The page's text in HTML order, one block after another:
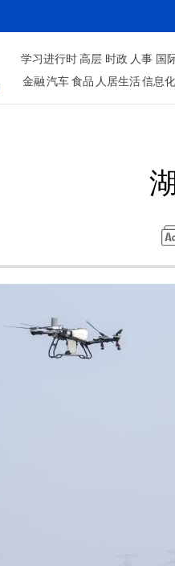
学习进行时高层 时政 人事 国
金融汽车食品 人居生活信息化